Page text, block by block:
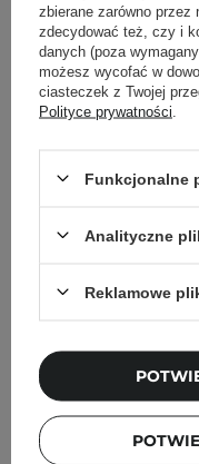
Torriden - Dive-In
Popularne
Rozświetlacze w płynie
zbierane zarówno przez
zdecydować też, czy i
danych (poza
możesz wycofać w
ciasteczek z Twojej
Polityce prywatności
Funkcjonalne
Analityczne
Reklamowe